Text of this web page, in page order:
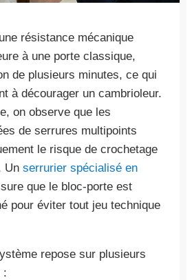
résistance mécanique
à une porte classique,
de plusieurs minutes, ce qui
à décourager un cambrioleur.
on observe que les
de serrures multipoints
le risque de crochetage
Un serrurier spécialisé en
que le bloc-porte est
pour éviter tout jeu technique
repose sur plusieurs
: